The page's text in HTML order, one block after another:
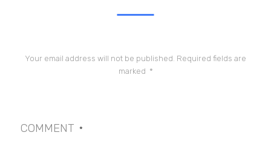
Your email address will not be published. Required fields are
marked *
COMMENT *